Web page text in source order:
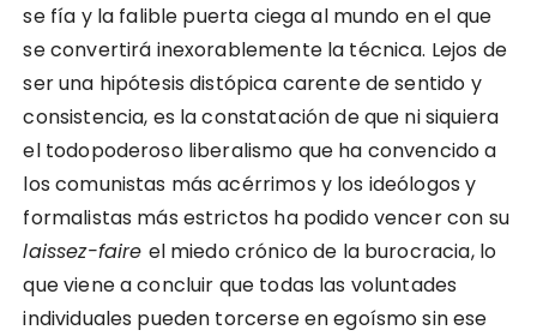
se fía y la falible puerta ciega al mundo en el que
se convertirá inexorablemente la técnica. Lejos de
ser una hipótesis distópica carente de sentido y
consistencia, es la constatación de que ni siquiera
el todopoderoso liberalismo que ha convencido a
los comunistas más acérrimos y los ideólogos y
formalistas más estrictos ha podido vencer con su
laissez-faire el miedo crónico de la burocracia, lo
que viene a concluir que todas las voluntades
individuales pueden torcerse en egoísmo sin ese